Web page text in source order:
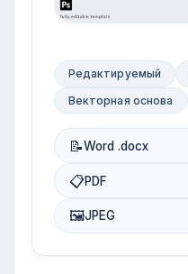
Редактируемый
Векторная основа
📝Word .docx
📋PDF
🖼JPEG